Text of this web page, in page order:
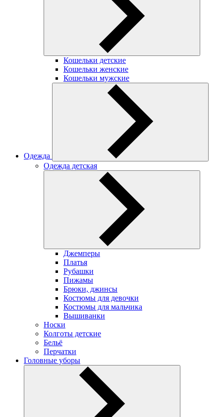
Кошельки детские
Кошельки женские
Кошельки мужские
Одежда
Одежда детская
Джемперы
Платья
Рубашки
Пижамы
Брюки, джинсы
Костюмы для девочки
Костюмы для мальчика
Вышиванки
Носки
Колготы детские
Бельё
Перчатки
Головные уборы